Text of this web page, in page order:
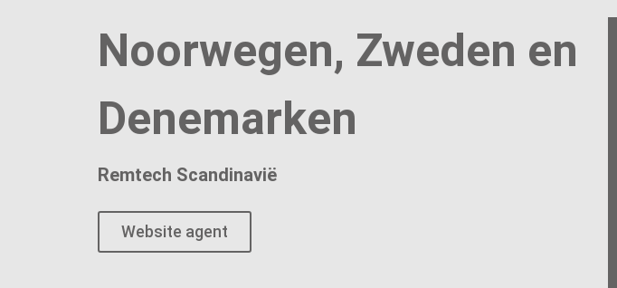
Noorwegen, Zweden en
Denemarken
Remtech Scandinavië
Website agent